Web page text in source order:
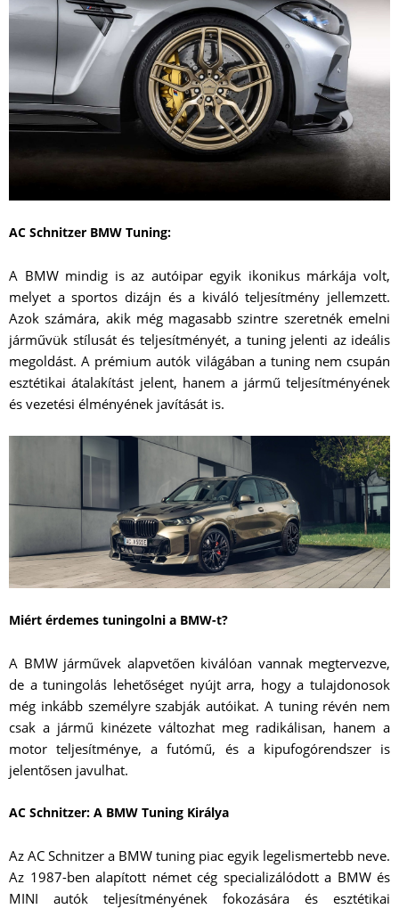
AC Schnitzer BMW Tuning:
A BMW mindig is az autóipar egyik ikonikus márkája volt,
melyet a sportos dizájn és a kiváló teljesítmény jellemzett.
Azok számára, akik még magasabb szintre szeretnék emelni
járművük stílusát és teljesítményét, a tuning jelenti az ideális
megoldást. A prémium autók világában a tuning nem csupán
esztétikai átalakítást jelent, hanem a jármű teljesítményének
és vezetési élményének javítását is.
Miért érdemes tuningolni a BMW-t?
A BMW járművek alapvetően kiválóan vannak megtervezve,
de a tuningolás lehetőséget nyújt arra, hogy a tulajdonosok
még inkább személyre szabják autóikat. A tuning révén nem
csak a jármű kinézete változhat meg radikálisan, hanem a
motor teljesítménye, a futómű, és a kipufogórendszer is
jelentősen javulhat.
AC Schnitzer: A BMW Tuning Királya
Az AC Schnitzer a BMW tuning piac egyik legelismertebb neve.
Az 1987-ben alapított német cég specializálódott a BMW és
MINI autók teljesítményének fokozására és esztétikai